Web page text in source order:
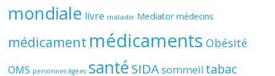
mondiale livre maladie Mediator médecins
médicament médicaments Obésité
OMS personnes âgées santé SIDAsommeil tabac